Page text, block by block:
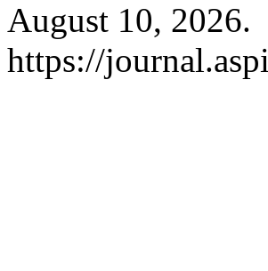
August 10, 2026.
https://